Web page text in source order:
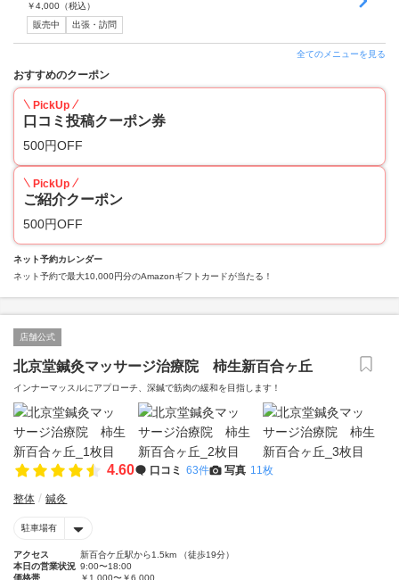
￥4,000 （税込）
販売中
出張・訪問
全てのメニューを見る
おすすめのクーポン
PickUp
口コミ投稿クーポン券
500円OFF
PickUp
ご紹介クーポン
500円OFF
ネット予約カレンダー
ネット予約で最大10,000円分のAmazonギフトカードが当たる！
店舗公式
北京堂鍼灸マッサージ治療院 柿生新百合ヶ丘
インナーマッスルにアプローチ、深鍼で筋肉の緩和を目指します！
4.60 口コミ 63件 写真 11枚
整体 鍼灸
駐車場有
アクセス
新百合ケ丘駅から1.5km （徒歩19分）
本日の営業状況 9:00〜18:00
価格帯
￥1,000〜￥6,000